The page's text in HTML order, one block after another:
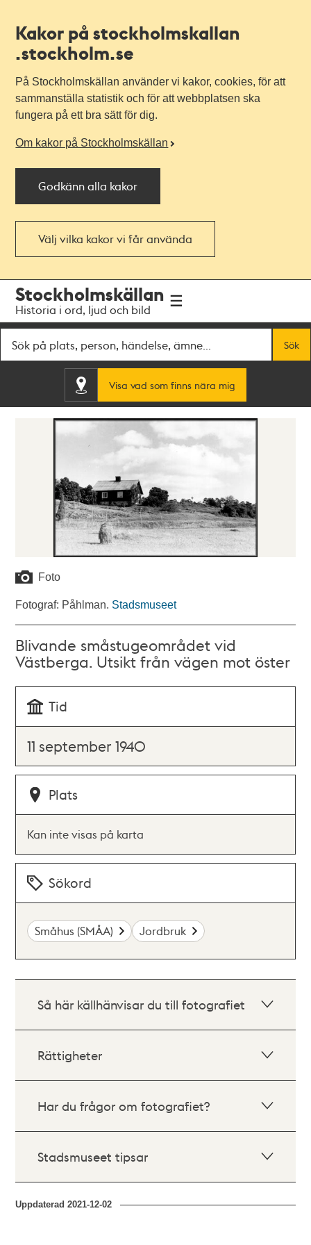
Kakor på stockholmskallan
.stockholm.se
På Stockholmskällan använder vi kakor, cookies, för att
sammanställa statistik och för att webbplatsen ska
fungera på ett bra sätt för dig.
Om kakor på Stockholmskällan
Godkänn alla kakor
Välj vilka kakor vi får använda
navigationen
huvudinnehållet
Stockholmskällan
Historia i ord, ljud och bild
Sök
Visa vad som finns nära mig
Foto
Fotograf: Påhlman. Stadsmuseet
Blivande småstugeområdet vid
Västberga. Utsikt från vägen mot öster
Tid
11 september 1940
Plats
Kan inte visas på karta
Sökord
Småhus (SMÅA) Jordbruk
Så här källhänvisar du till fotografiet
Rättigheter
Har du frågor om fotografiet?
Stadsmuseet tipsar
Uppdaterad2021-12-02